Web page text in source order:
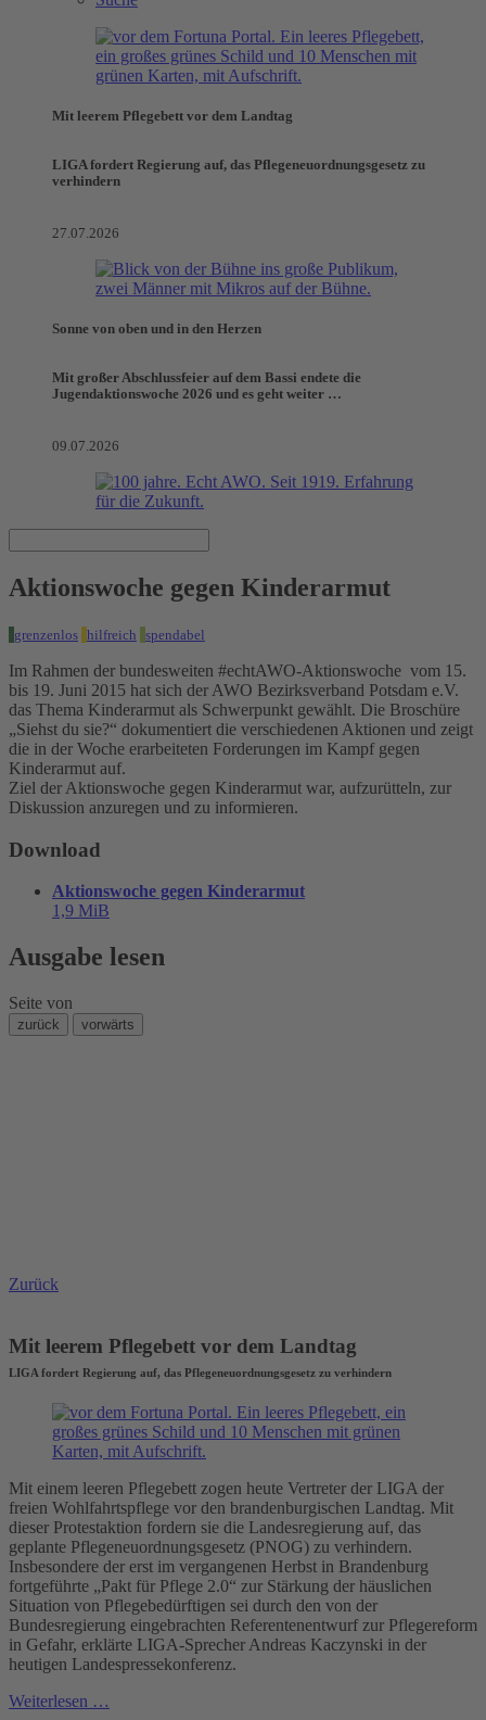
Mit leerem Pflegebett vor dem Landtag
LIGA fordert Regierung auf, das Pflegeneuordnungsgesetz zu
verhindern
27.07.2026
Sonne von oben und in den Herzen
Mit großer Abschlussfeier auf dem Bassi endete die
Jugendaktionswoche 2026 und es geht weiter …
09.07.2026
Aktionswoche gegen Kinderarmut
grenzenlos hilfreich spendabel
Im Rahmen der bundesweiten #echtAWO-Aktionswoche vom 15.
bis 19. Juni 2015 hat sich der AWO Bezirksverband Potsdam e.V.
das Thema Kinderarmut als Schwerpunkt gewählt. Die Broschüre
„Siehst du sie?“ dokumentiert die verschiedenen Aktionen und zeigt
die in der Woche erarbeiteten Forderungen im Kampf gegen
Kinderarmut auf.
Ziel der Aktionswoche gegen Kinderarmut war, aufzurütteln, zur
Diskussion anzuregen und zu informieren.
Download
Aktionswoche gegen Kinderarmut
1,9 MiB
Ausgabe lesen
Seite von
zurück vorwärts
Zurück
Mit leerem Pflegebett vor dem Landtag
LIGA fordert Regierung auf, das Pflegeneuordnungsgesetz zu verhindern
Mit einem leeren Pflegebett zogen heute Vertreter der LIGA der
freien Wohlfahrtspflege vor den brandenburgischen Landtag. Mit
dieser Protestaktion fordern sie die Landesregierung auf, das
geplante Pflegeneuordnungsgesetz (PNOG) zu verhindern.
Insbesondere der erst im vergangenen Herbst in Brandenburg
fortgeführte „Pakt für Pflege 2.0“ zur Stärkung der häuslichen
Situation von Pflegebedürftigen sei durch den von der
Bundesregierung eingebrachten Referentenentwurf zur Pflegereform
in Gefahr, erklärte LIGA-Sprecher Andreas Kaczynski in der
heutigen Landespressekonferenz.
Weiterlesen …